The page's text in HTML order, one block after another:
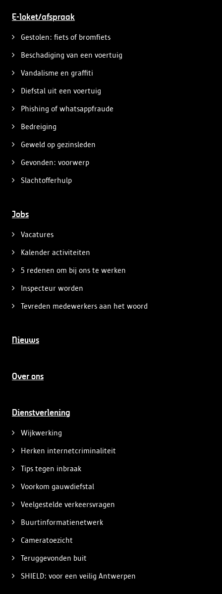
E-loket/afspraak
Gestolen: fiets of bromfiets
Beschadiging van een voertuig
Vandalisme en graffiti
Diefstal uit een voertuig
Phishing of whatsappfraude
Bedreiging
Geweld op gezinsleden
Gevonden: voorwerp
Slachtofferhulp
Jobs
Vacatures
Kalender activiteiten
5 redenen om bij ons te werken
Inspecteur worden
Tevreden medewerkers aan het woord
Nieuws
Over ons
Dienstverlening
Wijkwerking
Herken internetcriminaliteit
Tips tegen inbraak
Voorkom gauwdiefstal
Veelgestelde verkeersvragen
Buurtinformatienetwerk
Cameratoezicht
Teruggevonden buit
SHIELD: voor een veilig Antwerpen